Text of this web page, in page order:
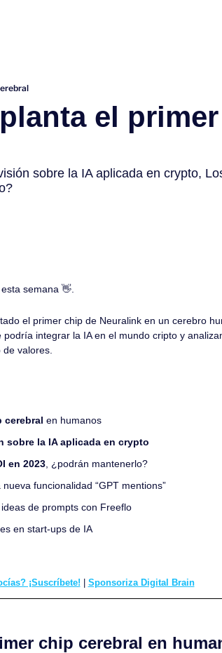
el
sobre la IA aplicada en crypto,
semana 👋
el primer chip de Neuralink en un cerebro
integrar la IA en el mundo cripto y
valores.
cerebral en humanos
sobre la IA aplicada en crypto
en 2023 , ¿podrán mantenerlo?
funcionalidad “GPT mentions”
de prompts con Freeflo
en start-ups de IA
¡Suscríbete! Sponsoriza Digital Brain
chip cerebral en